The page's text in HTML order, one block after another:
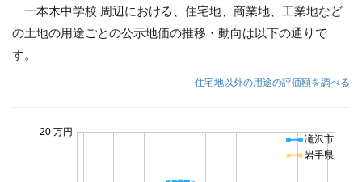
一本木中学校 周辺における、住宅地、商業地、工業地など
の土地の用途ごとの公示地価の推移・動向は以下の通りで
す。
住宅地以外の用途の評価額を調べる
20 万円
滝沢市
岩手県